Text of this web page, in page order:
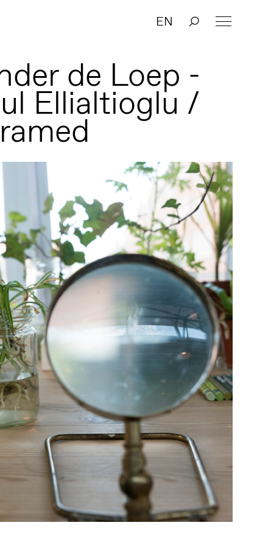
EN
de Loep -
Ellialtioglu /